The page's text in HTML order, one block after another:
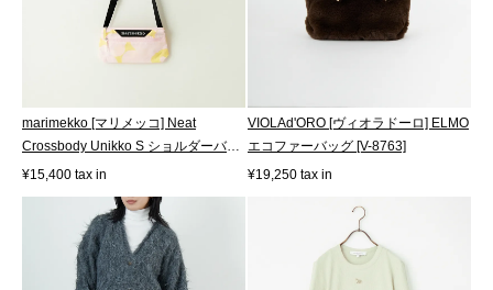
marimekko [マリメッコ] Neat
Crossbody Unikko S ショルダーバッ
グ [52244...
¥15,400 tax in
VIOLAd'ORO [ヴィオラドーロ] ELMO
エコファーバッグ [V-8763]
¥19,250 tax in